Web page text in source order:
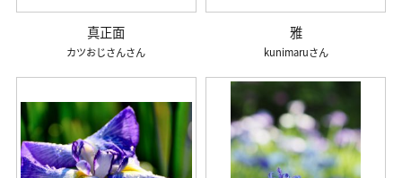
真正面
カツおじさん
雅
kunimaru